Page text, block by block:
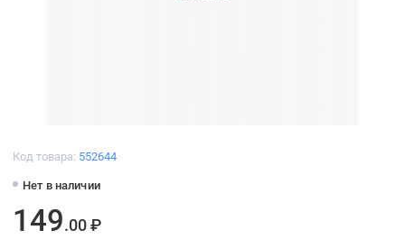
Код товара: 552644
Нет в наличии
149.00 ₽